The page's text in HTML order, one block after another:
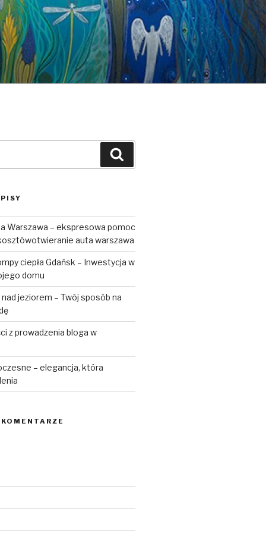
Warszawa – ekspresowa pomoc
auta warszawa
ciepła Gdańsk – Inwestycja w
domu
jeziorem – Twój sposób na
z prowadzenia bloga w
– elegancja, która